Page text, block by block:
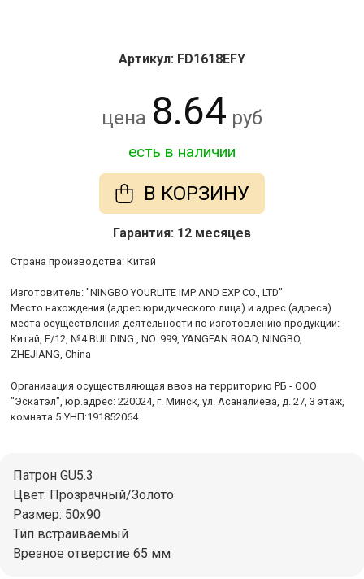
Артикул: FD1618EFY
цена 8.64 руб
есть в наличии
В КОРЗИНУ
Гарантия: 12 месяцев
Cтрана производства: Китай
Изготовитель: "NINGBO YOURLITE IMP AND EXP CO., LTD"
Место нахождения (адрес юридического лица) и адрес (адреса)
места осуществления деятельности по изготовлению продукции:
Китай, F/12, №4 BUILDING , NO. 999, YANGFAN ROAD, NINGBO,
ZHEJIANG, China
Организация осуществляющая ввоз на территорию РБ - ООО
"Эскатэл", юр.адрес: 220024, г. Минск, ул. Асаналиева, д. 27, 3 этаж,
комната 5 УНП:191852064
Патрон GU5.3
Цвет: Прозрачный/Золото
Размер: 50x90
Тип встраиваемый
Врезное отверстие 65 мм